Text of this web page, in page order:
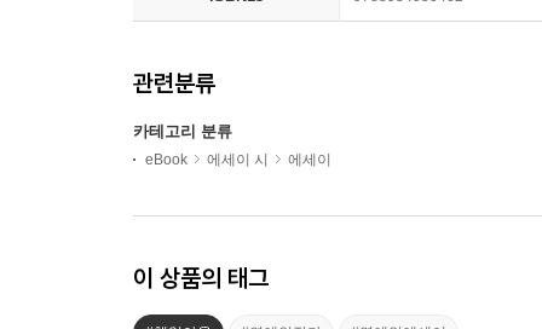
관련분류
카테고리 분류
eBook 에세이 시 에세이
이 상품의 태그